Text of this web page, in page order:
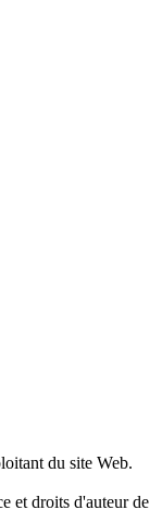
du site Web.
et droits d'auteur de